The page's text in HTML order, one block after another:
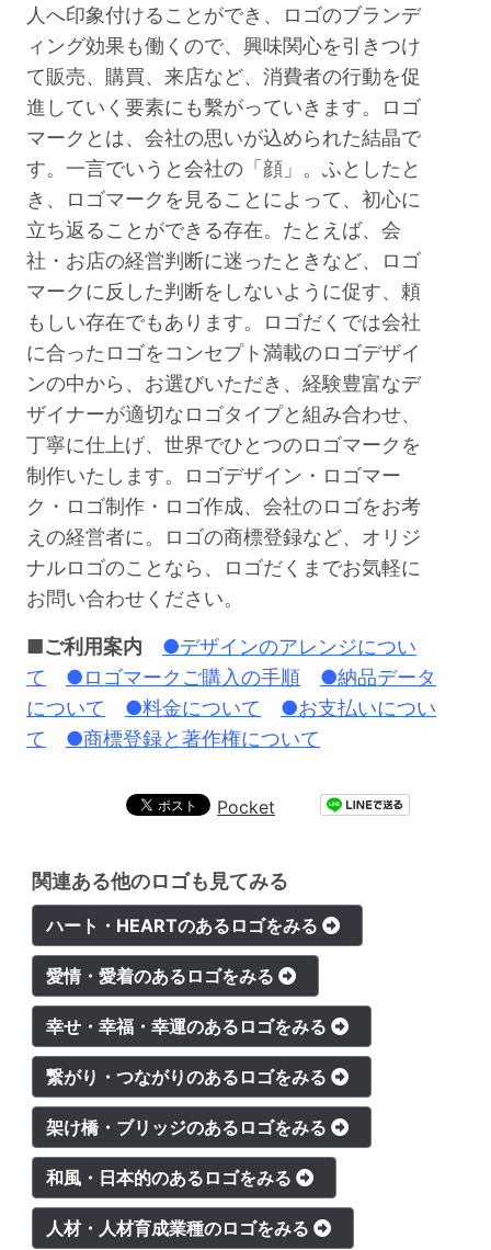
人へ印象付けることができ、ロゴのブランデ
ィング効果も働くので、興味関心を引きつけ
て販売、購買、来店など、消費者の行動を促
進していく要素にも繫がっていきます。ロゴ
マークとは、会社の思いが込められた結晶で
す。一言でいうと会社の「顔」。ふとしたと
き、ロゴマークを見ることによって、初心に
立ち返ることができる存在。たとえば、会
社・お店の経営判断に迷ったときなど、ロゴ
マークに反した判断をしないように促す、頼
もしい存在でもあります。ロゴだくでは会社
に合ったロゴをコンセプト満載のロゴデザイ
ンの中から、お選びいただき、経験豊富なデ
ザイナーが適切なロゴタイプと組み合わせ、
丁寧に仕上げ、世界でひとつのロゴマークを
制作いたします。ロゴデザイン・ロゴマー
ク・ロゴ制作・ロゴ作成、会社のロゴをお考
えの経営者に。ロゴの商標登録など、オリジ
ナルロゴのことなら、ロゴだくまでお気軽に
お問い合わせください。
■ご利用案内
●デザインのアレンジについ
て
●ロゴマークご購入の手順
●納品データ
について
●料金について
●お支払いについ
て
●商標登録と著作権について
Pocket
関連ある他のロゴも見てみる
ハート・HEARTのあるロゴをみる
愛情・愛着のあるロゴをみる
幸せ・幸福・幸運のあるロゴをみる
繋がり・つながりのあるロゴをみる
架け橋・ブリッジのあるロゴをみる
和風・日本的のあるロゴをみる
人材・人材育成業種のロゴをみる